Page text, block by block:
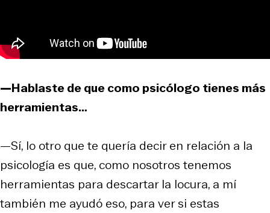
—Hablaste de que como psicólogo tienes más
herramientas…
—Sí, lo otro que te quería decir en relación a la
psicología es que, como nosotros tenemos
herramientas para descartar la locura, a mí
también me ayudó eso, para ver si estas